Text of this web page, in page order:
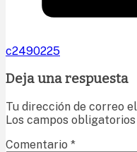
c2490225
Deja una respuesta
Tu dirección de correo
Los campos
Comentario *